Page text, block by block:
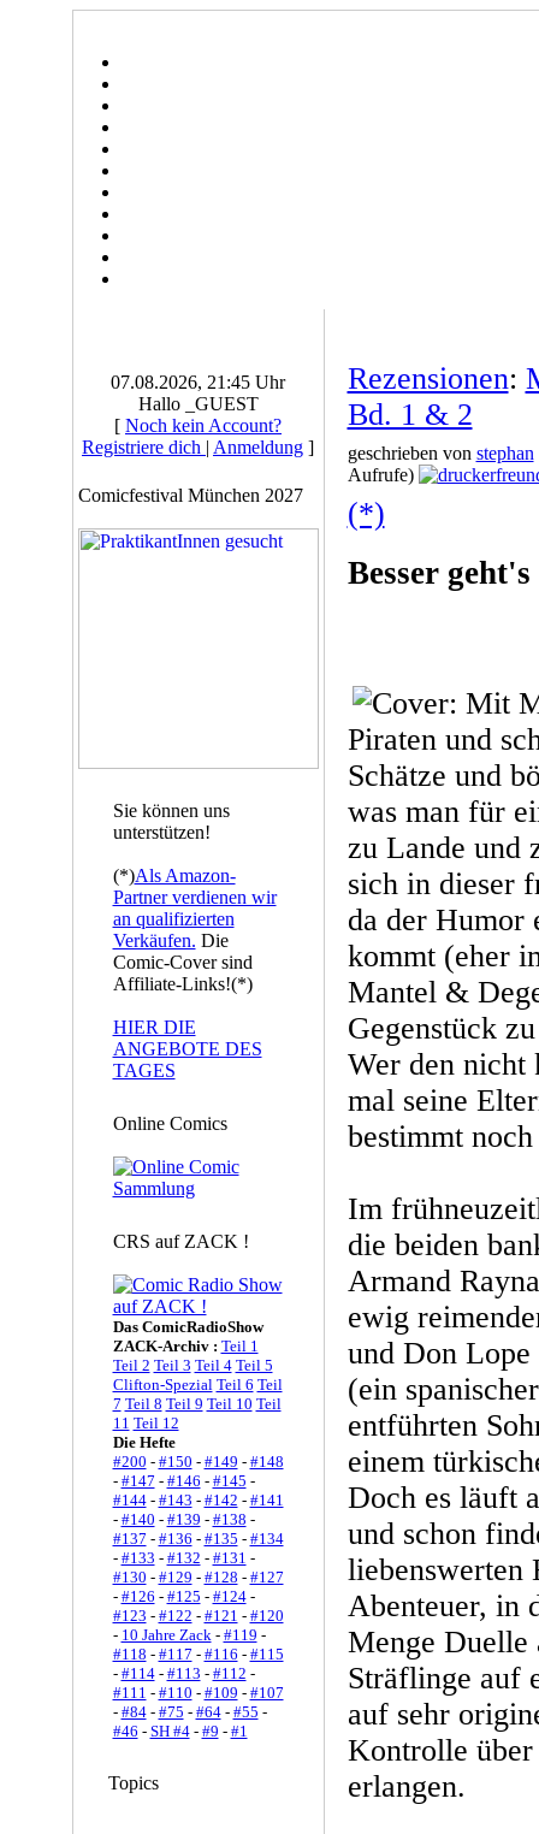
07.08.2026, 21:45 Uhr
Hallo _GUEST
[ Noch kein Account?
Registriere dich | Anmeldung ]
Comicfestival München 2027
Sie können uns
unterstützen!
(*)Als Amazon-
Partner verdienen wir
an qualifizierten
Verkäufen. Die
Comic-Cover sind
Affiliate-Links!(*)
HIER DIE
ANGEBOTE DES
TAGES
Online Comics
CRS auf ZACK !
Das ComicRadioShow
ZACK-Archiv : Teil 1
Teil 2 Teil 3 Teil 4 Teil 5
Clifton-Spezial Teil 6 Teil
7 Teil 8 Teil 9 Teil 10 Teil
11 Teil 12
Die Hefte
#200 - #150 - #149 - #148
- #147 - #146 - #145 -
#144- #143 - #142 - #141
- #140 - #139 - #138 -
#137 - #136 - #135 - #134
- #133 - #132 - #131 -
#130 - #129 - #128 - #127
- #126 - #125 - #124-
#123 - #122 - #121 - #120
- 10 Jahre Zack- #119 -
#118 - #117 - #116 - #115
- #114- #113 - #112 -
#111 - #110 - #109 - #107
- #84- #75 - #64- #55 -
#46 - SH #4- #9 - #1
Topics
Rezensionen:
Bd. 1 & 2
geschrieben von stephan
Aufrufe)
(*)
Besser
Piraten und
Schätze und
was man für
zu Lande und
sich in dieser
da der Humor
kommt (eher
Mantel &
Gegenstück
Wer den nicht
mal seine
bestimmt
Im
die beiden
Armand
ewig
und Don
(ein
entführten
einem
Doch es läuft
und schon
liebenswerten
Abenteuer, in
Menge Duelle
Sträflinge auf
auf sehr
Kontrolle
erlangen.